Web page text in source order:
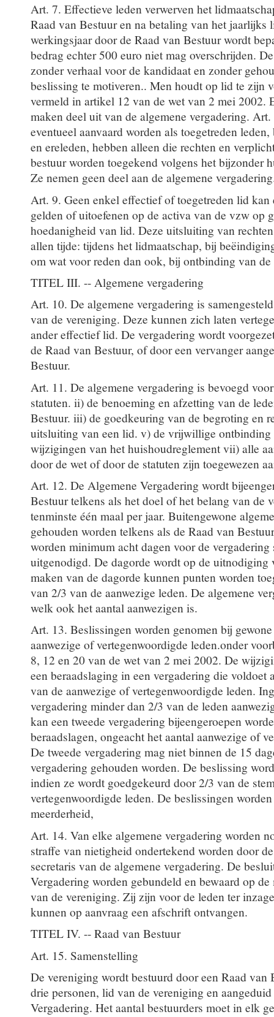
Art. 7. Effectieve leden verwerven het
Raad van Bestuur en na betaling van het jaarlijks
werkingsjaar door de Raad van Bestuur wordt
bedrag echter 500 euro niet mag overschrijden.
zonder verhaal voor de kandidaat en zonder
beslissing te motiveren.. Men houdt op lid te zijn
vermeld in artikel 12 van de wet van 2 mei 2002.
maken deel uit van de algemene vergadering.
eventueel aanvaard worden als toegetreden
en ereleden, hebben alleen die rechten en
bestuur worden toegekend volgens het bijzonder
Ze nemen geen deel aan de algemene
Art. 9. Geen enkel effectief of toegetreden lid kan
gelden of uitoefenen op de activa van de vzw op
hoedanigheid van lid. Deze uitsluiting van
allen tijde: tijdens het lidmaatschap, bij
om wat voor reden dan ook, bij ontbinding van
TITEL III. -- Algemene vergadering
Art. 10. De algemene vergadering is
van de vereniging. Deze kunnen zich laten
ander effectief lid. De vergadering wordt
de Raad van Bestuur, of door een vervanger
Bestuur.
Art. 11. De algemene vergadering is bevoegd
statuten. ii) de benoeming en afzetting van de
Bestuur. iii) de goedkeuring van de begroting en
uitsluiting van een lid. v) de vrijwillige
wijzigingen van het huishoudreglement vii) alle
door de wet of door de statuten zijn toegewezen
Art. 12. De Algemene Vergadering wordt
Bestuur telkens als het doel of het belang van de
tenminste één maal per jaar. Buitengewone
gehouden worden telkens als de Raad van
worden minimum acht dagen voor de
uitgenodigd. De dagorde wordt op de uitnodiging
maken van de dagorde kunnen punten worden
van 2/3 van de aanwezige leden. De algemene
welk ook het aantal aanwezigen is.
Art. 13. Beslissingen worden genomen bij
aanwezige of vertegenwoordigde leden.onder
8, 12 en 20 van de wet van 2 mei 2002. De
een beraadslaging in een vergadering die voldoet
van de aanwezige of vertegenwoordigde leden.
vergadering minder dan 2/3 van de leden
kan een tweede vergadering bijeengeroepen
beraadslagen, ongeacht het aantal aanwezige of
De tweede vergadering mag niet binnen de 15
vergadering gehouden worden. De beslissing
indien ze wordt goedgekeurd door 2/3 van de
vertegenwoordigde leden. De beslissingen
meerderheid,
Art. 14. Van elke algemene vergadering worden
straffe van nietigheid ondertekend worden door
secretaris van de algemene vergadering. De
Vergadering worden gebundeld en bewaard op
van de vereniging. Zij zijn voor de leden ter
kunnen op aanvraag een afschrift ontvangen.
TITEL IV. -- Raad van Bestuur
Art. 15. Samenstelling
De vereniging wordt bestuurd door een Raad van
drie personen, lid van de vereniging en
Vergadering. Het aantal bestuurders moet in elk